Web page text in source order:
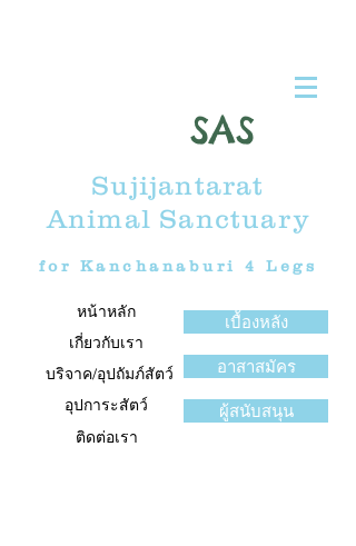
Sujijantarat
Animal Sanctuary
for Kanchanaburi 4 Legs
SAS
เบื้องหลัง
อาสาสมัคร
ผู้สนับสนุน
หน้าหลัก
เกี่ยวกับเรา
บริจาค/อุปถัมภ์สัตว์
อุปการะสัตว์
ติดต่อเรา